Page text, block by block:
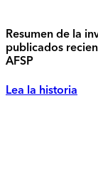
Resumen de la
publicados
AFSP
Lea la historia